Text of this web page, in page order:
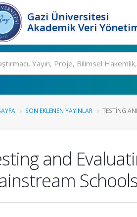
Gazi Üniversitesi
Akademik Veri
SON EKLENEN YAYINLAR TESTING
and
Schools